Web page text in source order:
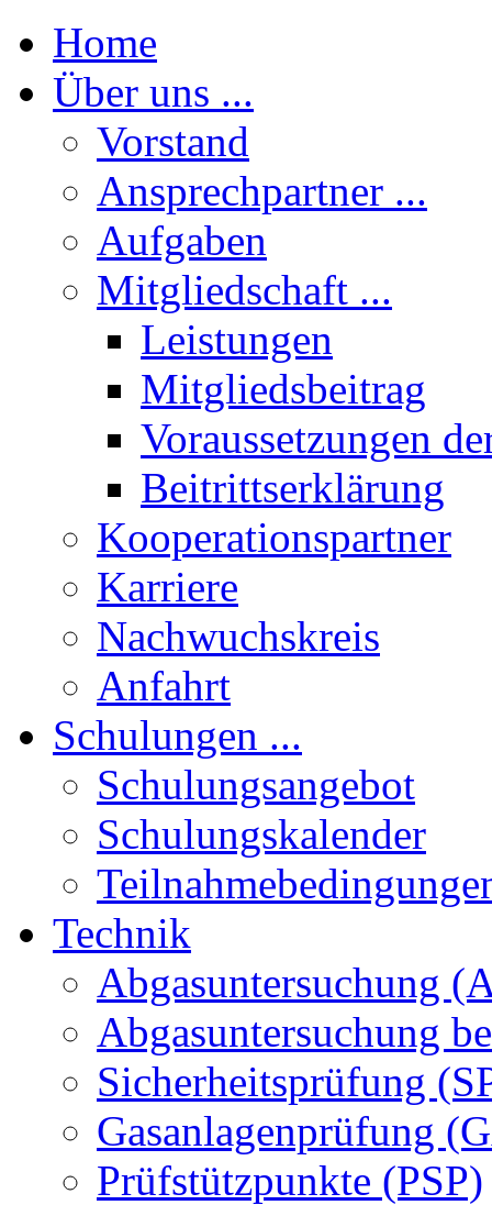
Home
Über uns ...
Vorstand
Ansprechpartner ...
Aufgaben
Mitgliedschaft ...
Leistungen
Mitgliedsbeitrag
Voraussetzungen
Beitrittserklärung
Kooperationspartner
Karriere
Nachwuchskreis
Anfahrt
Schulungen ...
Schulungsangebot
Schulungskalender
Technik
Abgasuntersuchung
Abgasuntersuchung
Sicherheitsprüfung
Gasanlagenprüfung
Prüfstützpunkte (PSP)